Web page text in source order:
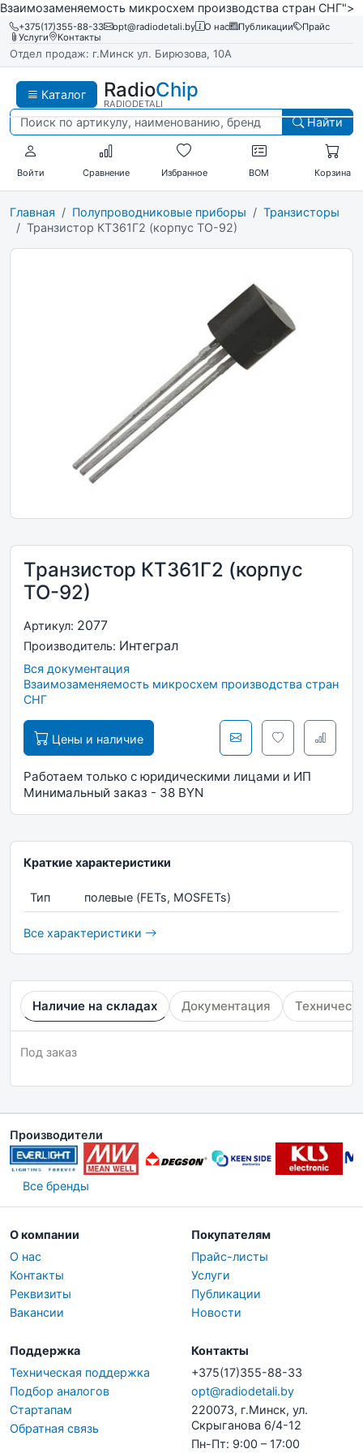
Взаимозаменяемость микросхем производства стран СНГ">
+375(17)355-88-33 opt@radiodetali.by О нас Публикации
Прайс
Услуги
Контакты
Отдел продаж: г.Минск ул. Бирюзова, 10А
Каталог RadioChip
RADIODETALI
Найти
Войти Сравнение Избранное BOM Корзина
Главная Полупроводниковые приборы
Транзисторы
Транзистор КТ361Г2 (корпус ТО-92)
Транзистор КТ361Г2 (корпус
ТО-92)
Артикул: 2077
Производитель: Интеграл
Вся документация
Взаимозаменяемость микросхем производства стран
СНГ
Цены и наличие
Работаем только с юридическими лицами и ИП
Минимальный заказ - 38 BYN
Краткие характеристики
Тип полевые (FETs, MOSFETs)
Все характеристики
Наличие на складах Документация
Под заказ
Производители
Все бренды
О компании
О нас
Контакты
Реквизиты
Вакансии
Покупателям
Прайс-листы
Услуги
Публикации
Новости
Поддержка
Техническая поддержка
Подбор аналогов
Стартапам
Обратная связь
Контакты
+375(17)355-88-33
opt@radiodetali.by
220073, г.Минск, ул.
Скрыганова 6/4-12
Пн-Пт: 9:00 – 17:00